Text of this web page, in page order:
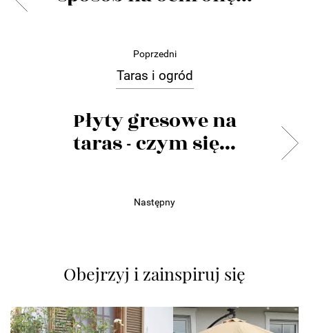
Poprzedni
Taras i ogród
Płyty gresowe na
taras - czym się...
Następny
Obejrzyj i zainspiruj się